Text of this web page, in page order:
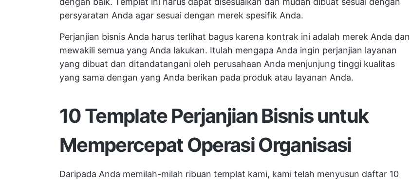
persyaratan Anda agar sesuai dengan merek spesifik Anda.
Perjanjian bisnis Anda harus terlihat bagus karena kontrak ini adalah merek Anda dan
mewakili semua yang Anda lakukan. Itulah mengapa Anda ingin perjanjian layanan
yang dibuat dan ditandatangani oleh perusahaan Anda menjunjung tinggi kualitas
yang sama dengan yang Anda berikan pada produk atau layanan Anda.
10 Template Perjanjian Bisnis untuk
Mempercepat Operasi Organisasi
Daripada Anda memilah-milah ribuan templat kami, kami telah menyusun daftar 10